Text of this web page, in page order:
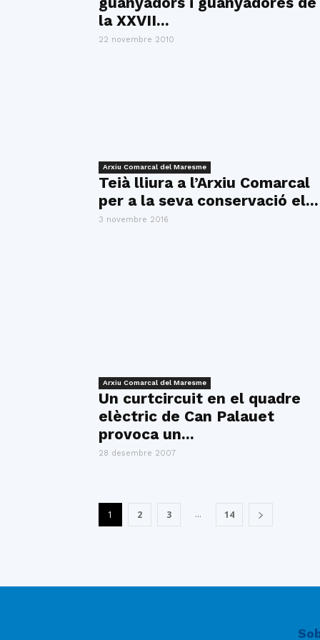
la XXVII...
22 novembre 2010
Arxiu Comarcal del Maresme
Teià lliura a l’Arxiu Comarcal
per a la seva conservació el...
3 novembre 2016
Arxiu Comarcal del Maresme
Un curtcircuit en el quadre
elèctric de Can Palauet
provoca un...
28 desembre 2007
1 2 3 ... 14